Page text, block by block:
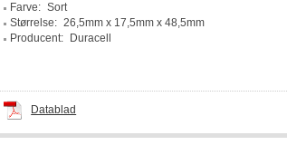
Farve: Sort
Størrelse: 26,5mm x 17,5mm x 48,5mm
Producent:
Duracell
Datablad